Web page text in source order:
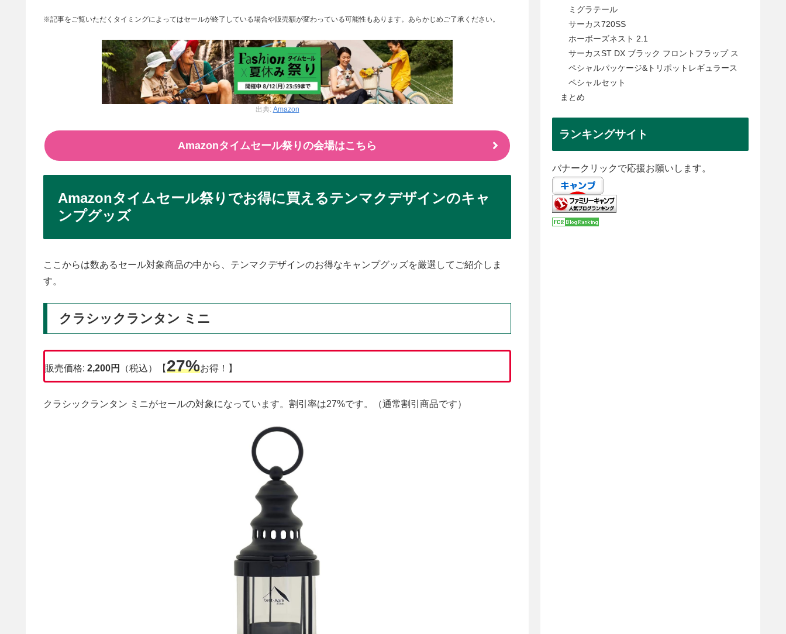
※記事をご覧いただくタイミングによってはセールが終了している場合や販売額が変わっている可能性もあります。あらかじめご了承ください。
出典: Amazon
Amazonタイムセール祭りの会場はこちら
Amazonタイムセール祭りでお得に買えるテンマクデザインのキャ
ンプグッズ
ここからは数あるセール対象商品の中から、テンマクデザインのお得なキャンプグッズを厳選してご紹介しま
す。
クラシックランタン ミニ
販売価格: 2,200円 （税込）【27%お得！】
クラシックランタン ミニがセールの対象になっています。割引率は27%です。（通常割引商品です）
ミグラテール
サーカス720SS
ホーボーズネスト 2.1
サーカスST DX ブラック フロントフラップ ス
ペシャルパッケージ&トリポットレギュラース
ペシャルセット
まとめ
ランキングサイト
バナークリックで応援お願いします。